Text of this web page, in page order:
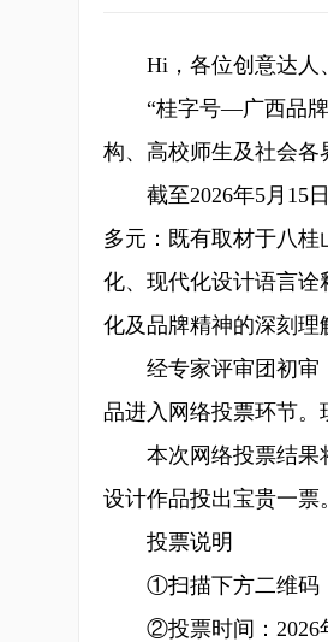
Hi，各位创意达人
“桂字号—广西品牌
构、高校师生及社会各
截至2026年5月15日
多元：既有取材于八
化、现代化设计语言诠
化及品牌精神的深刻理
经专家评审团初审，
品进入网络投票环节。
本次网络投票结果将
设计作品投出宝贵一票。
投票说明
①扫描下方二维码，
②投票时间：2026年